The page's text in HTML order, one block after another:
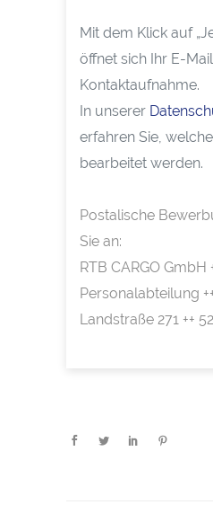
Mit dem Klick auf
öffnet sich Ihr E-
Kontaktaufnahme.
In unserer
erfahren Sie,
bearbeitet werden.
Postalische
Sie an:
RTB CARGO GmbH
Personalabteilung
Landstraße 271 ++